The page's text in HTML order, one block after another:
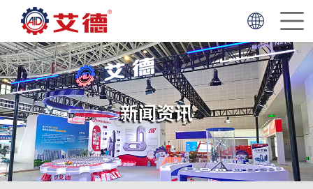
简体中文
English
新闻资讯
页
走
进
艾
德
产
品
中
项
目
服